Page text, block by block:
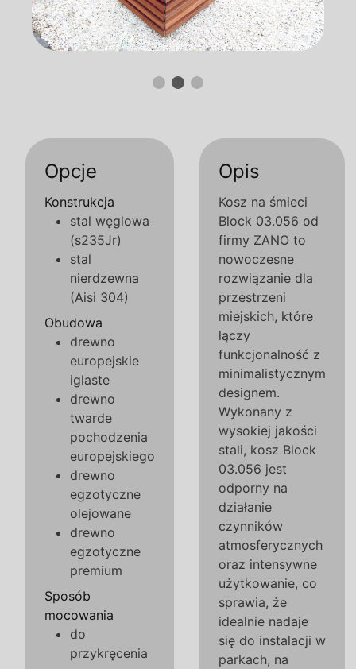
Opcje
Konstrukcja
stal węglowa
(s235Jr)
stal
nierdzewna
(Aisi 304)
Obudowa
drewno
europejskie
iglaste
drewno
twarde
pochodzenia
europejskiego
drewno
egzotyczne
olejowane
drewno
egzotyczne
premium
Sposób
mocowania
do
przykręcenia
Opis
Kosz na śmieci
Block 03.056 od
firmy ZANO to
nowoczesne
rozwiązanie dla
przestrzeni
miejskich, które
łączy
funkcjonalność z
minimalistycznym
designem.
Wykonany z
wysokiej jakości
stali, kosz Block
03.056 jest
odporny na
działanie
czynników
atmosferycznych
oraz intensywne
użytkowanie, co
sprawia, że
idealnie nadaje
się do instalacji w
parkach, na